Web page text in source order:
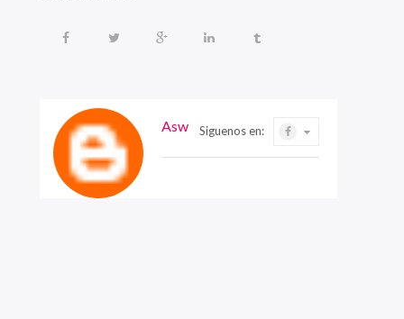
Asw Siguenos en: